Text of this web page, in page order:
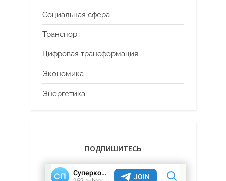
Социальная сфера
Транспорт
Цифровая трансформация
Экономика
Энергетика
ПОДПИШИТЕСЬ